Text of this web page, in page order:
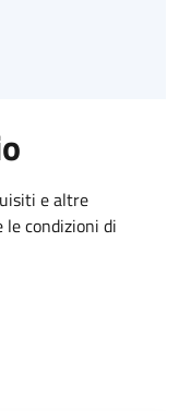
e altre
condizioni di